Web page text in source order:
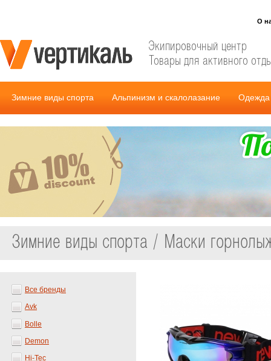
Экипировочный центр
Товары для активного
О
Зимние виды спорта Альпинизм и скалолазание Одежда
Зимние виды спорта / Маски
Все бренды
Avk
Bolle
Demon
Hi-Tec